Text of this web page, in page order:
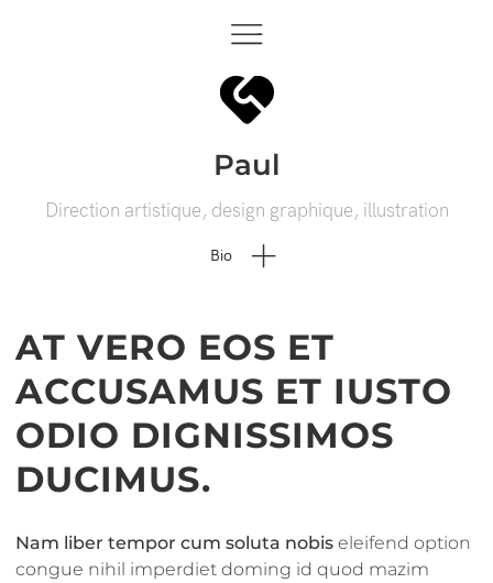
Paul
Direction artistique, design graphique, illustration
Bio
AT VERO EOS ET
ACCUSAMUS ET IUSTO
ODIO DIGNISSIMOS
DUCIMUS.
Nam liber tempor cum soluta nobis eleifend option
congue nihil imperdiet doming id quod mazim